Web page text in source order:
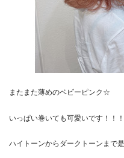
またまた薄めのベビーピンク☆
いっぱい巻いても可愛いです！！！
ハイトーンからダークトーンまで